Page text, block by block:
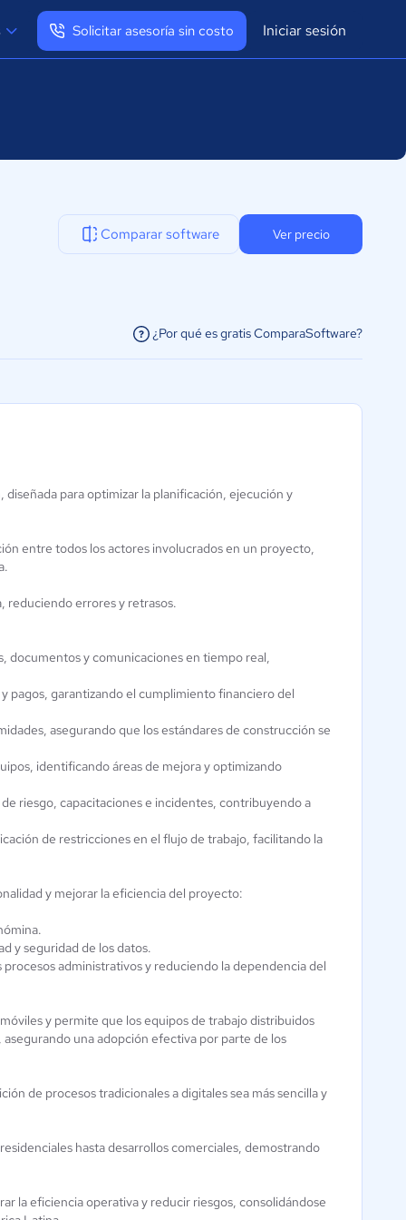
Solicitar asesoría sin costo Iniciar sesión
Comparar software Ver precio
¿Por qué es gratis ComparaSoftware?
para optimizar la planificación, ejecución y
entre todos los actores involucrados en un proyecto,
reduciendo errores y retrasos.
documentos y comunicaciones en tiempo real,
pagos, garantizando el cumplimiento financiero del
asegurando que los estándares de construcción se
identificando áreas de mejora y optimizando
riesgo, capacitaciones e incidentes, contribuyendo a
de restricciones en el flujo de trabajo, facilitando la
y mejorar la eficiencia del proyecto:
y seguridad de los datos.
administrativos y reduciendo la dependencia del
y permite que los equipos de trabajo distribuidos
una adopción efectiva por parte de los
de procesos tradicionales a digitales sea más sencilla y
hasta desarrollos comerciales, demostrando
la eficiencia operativa y reducir riesgos, consolidándose